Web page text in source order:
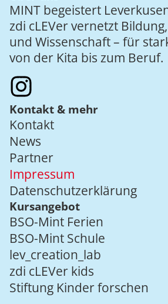
MINT begeistert
zdi cLEVer vernetzt
und Wissenschaft – für
von der Kita bis zum Beruf.
Kontakt & mehr
Kontakt
News
Partner
Impressum
Datenschutzerklärung
Kursangebot
BSO-Mint Ferien
BSO-Mint Schule
lev_creation_lab
zdi cLEVer kids
Stiftung Kinder forschen